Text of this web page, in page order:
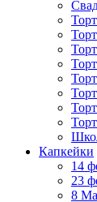
Капкейки
14
23
8